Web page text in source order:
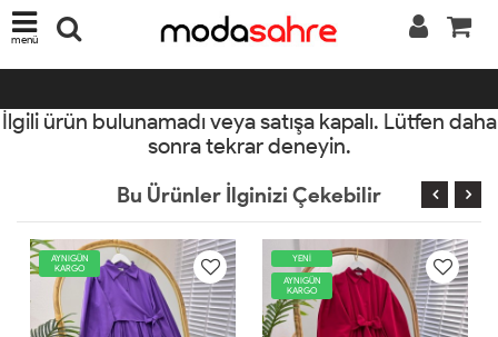
menü
İlgili ürün bulunamadı veya satışa kapalı. Lütfen daha
sonra tekrar deneyin.
Bu Ürünler İlginizi Çekebilir
YENİ
AYNIGÜN
KARGO
AYNIGÜN
KARGO